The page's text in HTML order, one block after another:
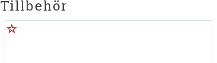
Tillbehör